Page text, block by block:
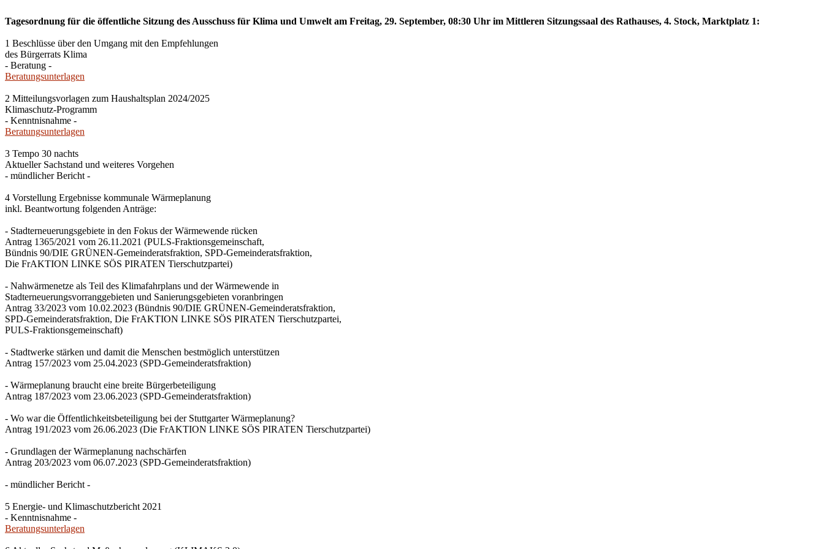
Tagesordnung für die öffentliche Sitzung des Ausschuss für Klima und Umwelt am Freitag, 29. September, 08:30 Uhr im Mittleren Sitzungssaal des Rathauses, 4. Stock, Marktplatz 1:
1 Beschlüsse über den Umgang mit den Empfehlungen
des Bürgerrats Klima
- Beratung -
Beratungsunterlagen
2 Mitteilungsvorlagen zum Haushaltsplan 2024/2025
Klimaschutz-Programm
- Kenntnisnahme -
Beratungsunterlagen
3 Tempo 30 nachts
Aktueller Sachstand und weiteres Vorgehen
- mündlicher Bericht -
4 Vorstellung Ergebnisse kommunale Wärmeplanung
inkl. Beantwortung folgenden Anträge:
- Stadterneuerungsgebiete in den Fokus der Wärmewende rücken
Antrag 1365/2021 vom 26.11.2021 (PULS-Fraktionsgemeinschaft,
Bündnis 90/DIE GRÜNEN-Gemeinderatsfraktion, SPD-Gemeinderatsfraktion,
Die FrAKTION LINKE SÖS PIRATEN Tierschutzpartei)
- Nahwärmenetze als Teil des Klimafahrplans und der Wärmewende in
Stadterneuerungsvorranggebieten und Sanierungsgebieten voranbringen
Antrag 33/2023 vom 10.02.2023 (Bündnis 90/DIE GRÜNEN-Gemeinderatsfraktion,
SPD-Gemeinderatsfraktion, Die FrAKTION LINKE SÖS PIRATEN Tierschutzpartei,
PULS-Fraktionsgemeinschaft)
- Stadtwerke stärken und damit die Menschen bestmöglich unterstützen
Antrag 157/2023 vom 25.04.2023 (SPD-Gemeinderatsfraktion)
- Wärmeplanung braucht eine breite Bürgerbeteiligung
Antrag 187/2023 vom 23.06.2023 (SPD-Gemeinderatsfraktion)
- Wo war die Öffentlichkeitsbeteiligung bei der Stuttgarter Wärmeplanung?
Antrag 191/2023 vom 26.06.2023 (Die FrAKTION LINKE SÖS PIRATEN Tierschutzpartei)
- Grundlagen der Wärmeplanung nachschärfen
Antrag 203/2023 vom 06.07.2023 (SPD-Gemeinderatsfraktion)
- mündlicher Bericht -
5 Energie- und Klimaschutzbericht 2021
- Kenntnisnahme -
Beratungsunterlagen